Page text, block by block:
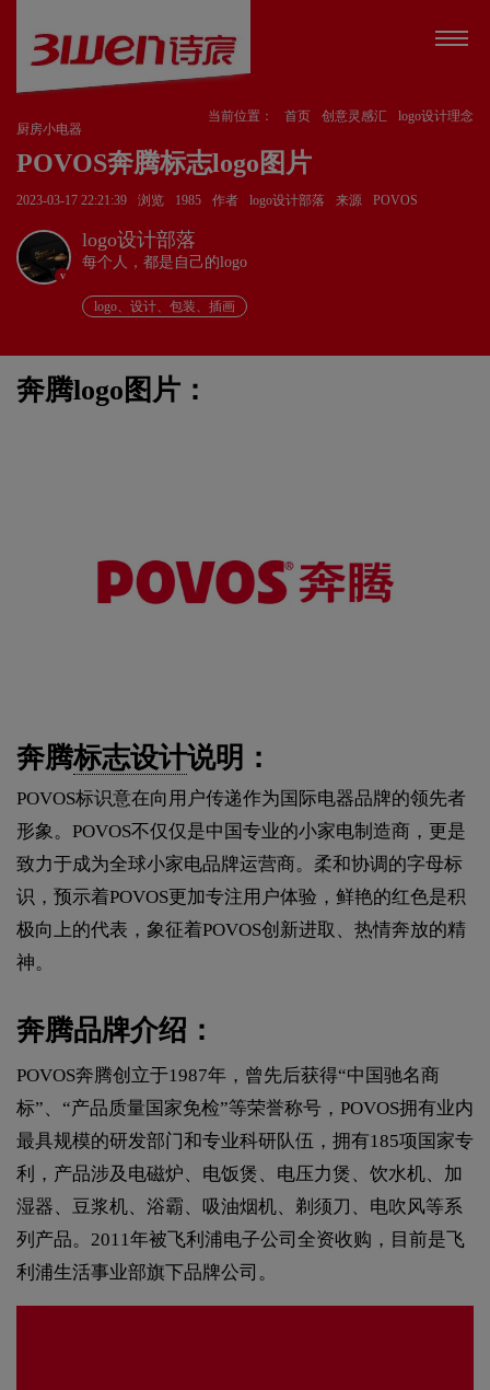
当前位置： 首页 创意灵感汇
logo设计理念
厨房小电器
POVOS奔腾标志logo图片
2023-03-17 22:21:39 浏览 1985 作者 logo设计部落 来源 POVOS
v
logo设计部落
每个人，都是自己的logo
logo、设计、包装、插画
奔腾logo图片：
奔腾标志设计说明：
POVOS标识意在向用户传递作为国际电器品牌的领先者
形象。POVOS不仅仅是中国专业的小家电制造商，更是
致力于成为全球小家电品牌运营商。柔和协调的字母标
识，预示着POVOS更加专注用户体验，鲜艳的红色是积
极向上的代表，象征着POVOS创新进取、热情奔放的精
神。
奔腾品牌介绍：
POVOS奔腾创立于1987年，曾先后获得“中国驰名商
标”、“产品质量国家免检”等荣誉称号，POVOS拥有业内
最具规模的研发部门和专业科研队伍，拥有185项国家专
利，产品涉及电磁炉、电饭煲、电压力煲、饮水机、加
湿器、豆浆机、浴霸、吸油烟机、剃须刀、电吹风等系
列产品。2011年被飞利浦电子公司全资收购，目前是飞
利浦生活事业部旗下品牌公司。